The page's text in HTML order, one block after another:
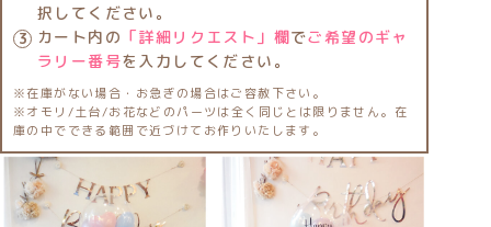
択してください。
カート内の 「詳細リクエスト」欄でご希望のギャ
ラリー番号を入力してください。
※在庫がない場合・お急ぎの場合はご容赦下さい。
※オモリ/土台/お花などのパーツは全く同じとは限りません。在
庫の中でできる範囲で近づけてお作りいたします。